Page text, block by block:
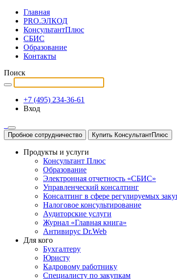
Главная
PRO.ЭЛКОД
КонсультантПлюс
СБИС
Образование
Контакты
Поиск
+7 (495) 234-36-61
Вход
Пробное сотрудничество Купить КонсультантПлюс
Продукты и услуги
Консультант Плюс
Образование
Электронная отчетность «СБИС»
Управленческий консалтинг
Консалтинг в сфере регулируемых
Налоговое консультирование
Аудиторские услуги
Журнал «Главная книга»
Антивирус Dr.Web
Для кого
Бухгалтеру
Юристу
Кадровому работнику
Специалисту по закупкам